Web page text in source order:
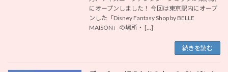
にオープンしました！ 今回は東京駅内にオープ
ンした「Disney Fantasy Shop by BELLE
MAISON」の場所・ […]
続きを読む